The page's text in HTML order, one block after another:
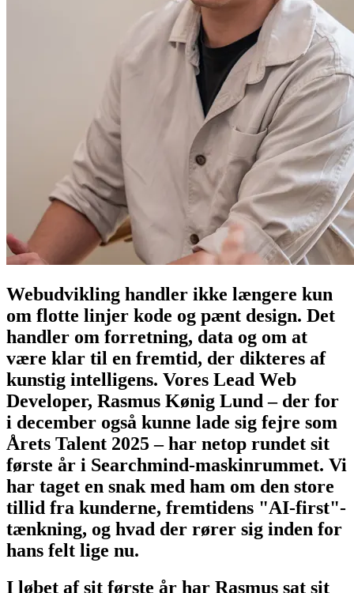
Webudvikling handler ikke længere kun
om flotte linjer kode og pænt design. Det
handler om forretning, data og om at
være klar til en fremtid, der dikteres af
kunstig intelligens. Vores Lead Web
Developer, Rasmus Kønig Lund – der for
i december også kunne lade sig fejre som
Årets Talent 2025 – har netop rundet sit
første år i Searchmind-maskinrummet. Vi
har taget en snak med ham om den store
tillid fra kunderne, fremtidens "AI-first"-
tænkning, og hvad der rører sig inden for
hans felt lige nu.